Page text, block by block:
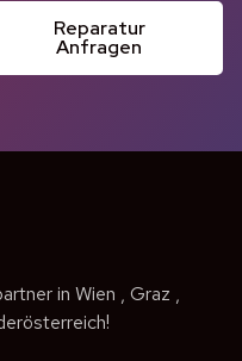
Reparatur
Anfragen
in Wien , Graz ,